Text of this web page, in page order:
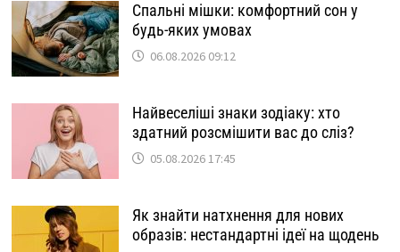
Спальні мішки: комфортний сон у
будь-яких умовах
06.08.2026 09:12
Найвеселіші знаки зодіаку: хто
здатний розсмішити вас до сліз?
05.08.2026 17:45
Як знайти натхнення для нових
образів: нестандартні ідеї на щодень